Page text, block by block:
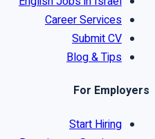
Career Services
Submit CV
Blog & Tips
For Employers
Start Hiring